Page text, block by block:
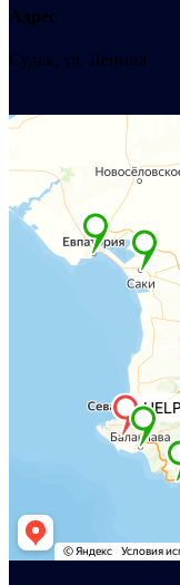
Адрес
Судак, ул. Ленина